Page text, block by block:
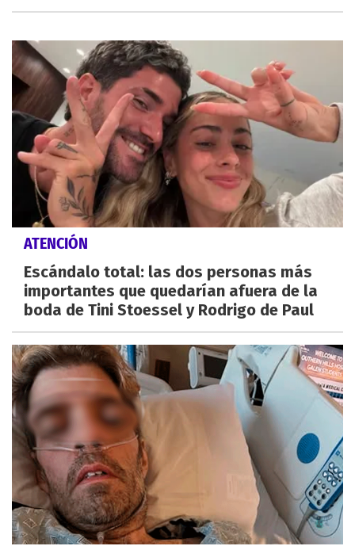
ATENCIÓN
Escándalo total: las dos personas más
importantes que quedarían afuera de la
boda de Tini Stoessel y Rodrigo de Paul